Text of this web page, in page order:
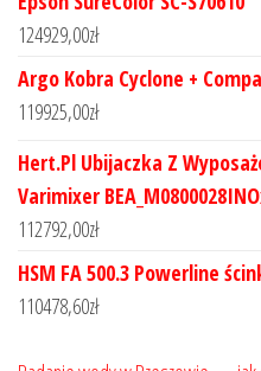
124929,00zł
Argo Kobra Cyclone +
119925,00zł
Hert.Pl Ubijaczka Z
Varimixer
112792,00zł
HSM FA 500.3 Powerline
110478,60zł